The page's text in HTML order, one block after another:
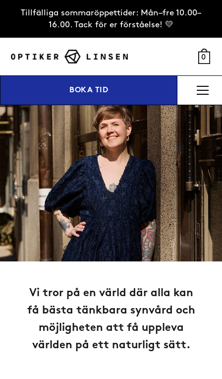
Tillfälliga sommaröppettider: Mån–fre 10.00–
16.00. Tack för er förståelse! 💛
0
BOKA TID
Vi tror på en värld där alla kan
få bästa tänkbara synvård och
möjligheten att få uppleva
världen på ett naturligt sätt.